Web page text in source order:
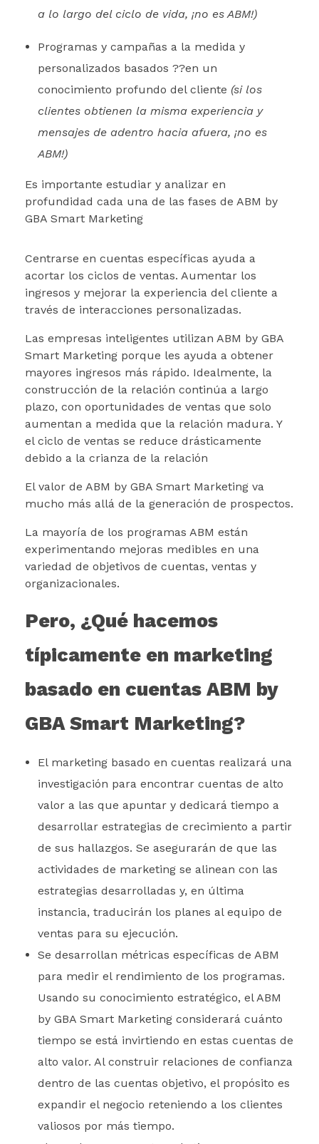
a lo largo del ciclo de vida, ¡no es ABM!)
Programas y campañas a la medida y
personalizados basados ??en un
conocimiento profundo del cliente (si los
clientes obtienen la misma experiencia y
mensajes de adentro hacia afuera, ¡no es
ABM!)
Es importante estudiar y analizar en
profundidad cada una de las fases de ABM by
GBA Smart Marketing
Centrarse en cuentas específicas ayuda a
acortar los ciclos de ventas. Aumentar los
ingresos y mejorar la experiencia del cliente a
través de interacciones personalizadas.
Las empresas inteligentes utilizan ABM by GBA
Smart Marketing porque les ayuda a obtener
mayores ingresos más rápido. Idealmente, la
construcción de la relación continúa a largo
plazo, con oportunidades de ventas que solo
aumentan a medida que la relación madura. Y
el ciclo de ventas se reduce drásticamente
debido a la crianza de la relación
El valor de ABM by GBA Smart Marketing va
mucho más allá de la generación de prospectos.
La mayoría de los programas ABM están
experimentando mejoras medibles en una
variedad de objetivos de cuentas, ventas y
organizacionales.
Pero, ¿Qué hacemos
típicamente en marketing
basado en cuentas ABM by
GBA Smart Marketing?
El marketing basado en cuentas realizará una
investigación para encontrar cuentas de alto
valor a las que apuntar y dedicará tiempo a
desarrollar estrategias de crecimiento a partir
de sus hallazgos. Se asegurarán de que las
actividades de marketing se alinean con las
estrategias desarrolladas y, en última
instancia, traducirán los planes al equipo de
ventas para su ejecución.
Se desarrollan métricas específicas de ABM
para medir el rendimiento de los programas.
Usando su conocimiento estratégico, el ABM
by GBA Smart Marketing considerará cuánto
tiempo se está invirtiendo en estas cuentas de
alto valor. Al construir relaciones de confianza
dentro de las cuentas objetivo, el propósito es
expandir el negocio reteniendo a los clientes
valiosos por más tiempo.